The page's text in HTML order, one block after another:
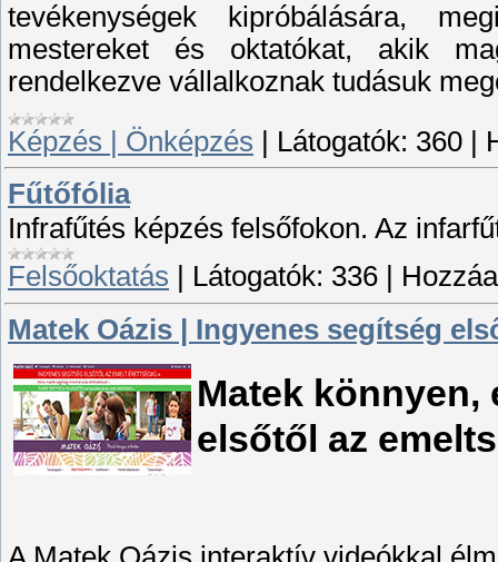
tevékenységek kipróbálására,
mestereket és oktatókat, akik
rendelkezve vállalkoznak tudásuk
Képzés | Önképzés | Látogatók: 360 |
Fűtőfólia
Infrafűtés képzés felsőfokon. Az
Felsőoktatás
Látogatók: 336
Matek Oázis | Ingyenes segítség
Matek
elsőtől az